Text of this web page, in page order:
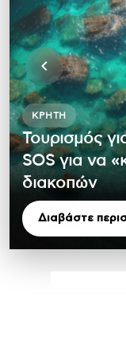
ΚΡΉΤΗ
Τουρισμός
SOS για να
διακοπών
Διαβάστε